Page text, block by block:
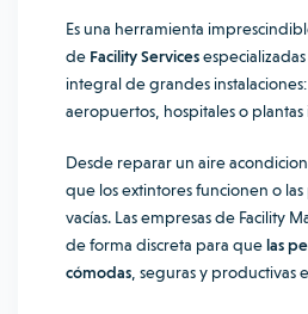
Es una herramienta
de Facility Services
integral de grandes
aeropuertos, hospitales o plantas
Desde reparar un aire
que los extintores funcionen o
vacías. Las empresas de Facility
de forma discreta para quelas
cómodas , seguras y productivas